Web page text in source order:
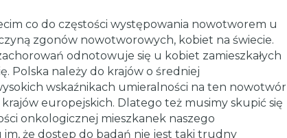
co do częstości występowania nowotworem u
zgonów nowotworowych, kobiet na świecie.
odnotowuje się u kobiet zamieszkałych
Polska należy do krajów o średniej
wskaźnikach umieralności na ten nowotwór
europejskich. Dlatego też musimy skupić się
onkologicznej mieszkanek naszego
że dostęp do badań nie jest taki trudny